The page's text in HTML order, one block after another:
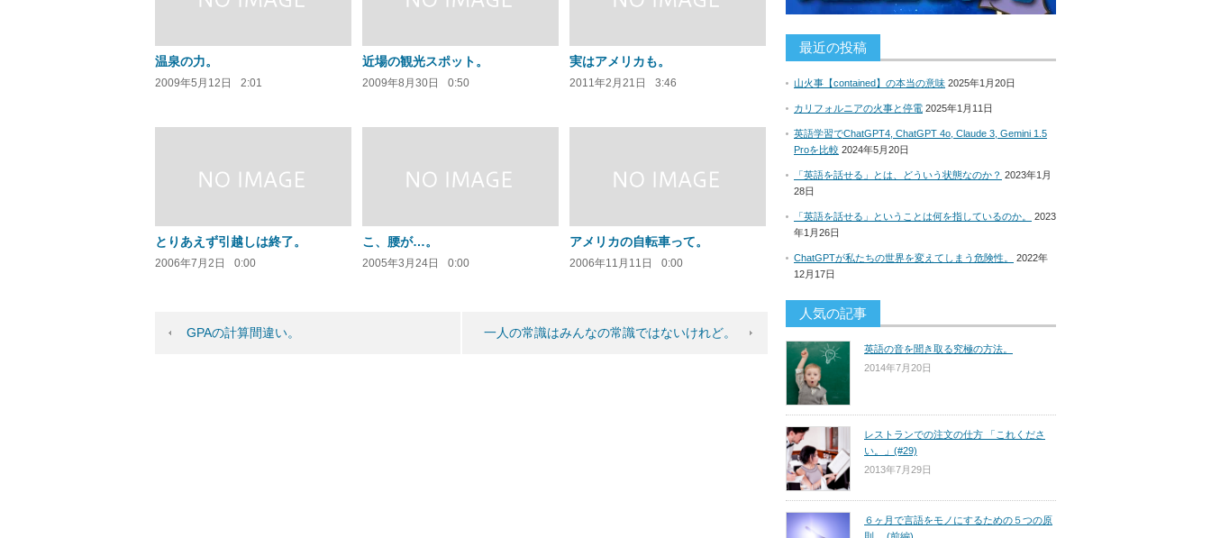
温泉の力。
2009年5月12日 2:01
近場の観光スポット。
2009年8月30日 0:50
実はアメリカも。
2011年2月21日 3:46
とりあえず引越しは終了。
2006年7月2日 0:00
こ、腰が…。
2005年3月24日 0:00
アメリカの自転車って。
2006年11月11日 0:00
GPAの計算間違い。 一人の常識はみんなの常識ではないけれど。
最近の投稿
山火事【contained】の本当の意味 2025年1月20日
カリフォルニアの火事と停電 2025年1月11日
英語学習でChatGPT4, ChatGPT 4o, Claude 3, Gemini 1.5
Proを比較 2024年5月20日
「英語を話せる」とは、どういう状態なのか？ 2023年1月
28日
「英語を話せる」ということは何を指しているのか。
2023
年1月26日
ChatGPTが私たちの世界を変えてしまう危険性。
2022年
12月17日
人気の記事
英語の音を聞き取る究極の方法。
2014年7月20日
レストランでの注文の仕方 「これくださ
い。」(#29)
2013年7月29日
６ヶ月で言語をモノにするための５つの原